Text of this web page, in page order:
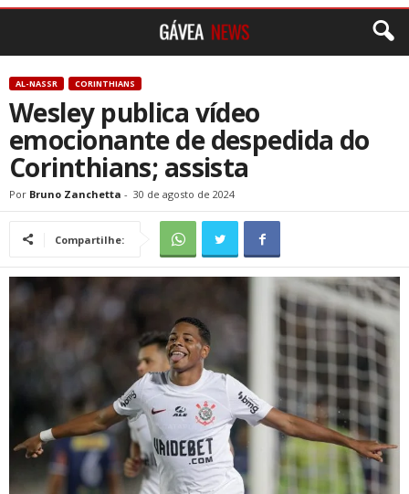
AL-NASSR CORINTHIANS
Wesley publica vídeo
emocionante de despedida do
Corinthians; assista
Por Bruno Zanchetta - 30 de agosto de 2024
Compartilhe: